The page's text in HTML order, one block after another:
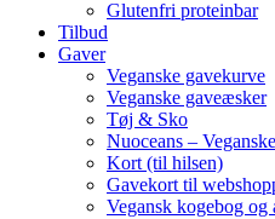
Glutenfri proteinbar
Tilbud
Gaver
Veganske gavekurve
Veganske gaveæsker
Tøj & Sko
Nuoceans –
Kort (til hilsen)
Gavekort til
Vegansk kogebog og